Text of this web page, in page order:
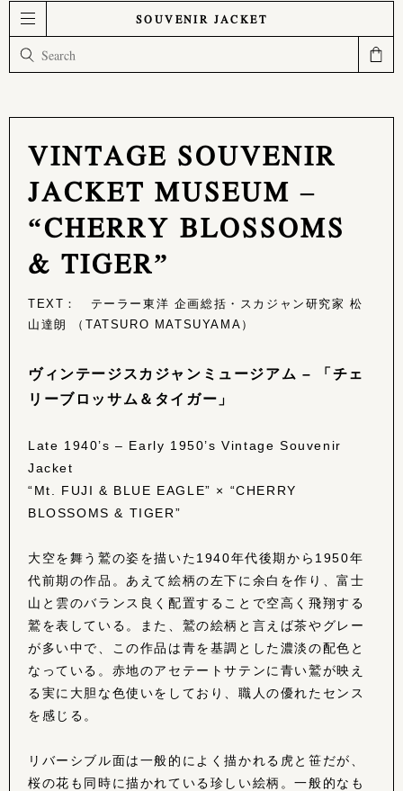
SOUVENIR JACKET
VINTAGE SOUVENIR
JACKET MUSEUM –
“CHERRY BLOSSOMS
& TIGER”
TEXT： テーラー東洋 企画総括・スカジャン研究家 松
山達朗 （TATSURO MATSUYAMA）
ヴィンテージスカジャンミュージアム – 「チェ
リーブロッサム＆タイガー」
Late 1940’s – Early 1950’s Vintage Souvenir
Jacket
“Mt. FUJI & BLUE EAGLE” × “CHERRY
BLOSSOMS & TIGER”
大空を舞う鷲の姿を描いた1940年代後期から1950年
代前期の作品。あえて絵柄の左下に余白を作り、富士
山と雲のバランス良く配置することで空高く飛翔する
鷲を表している。また、鷲の絵柄と言えば茶やグレー
が多い中で、この作品は青を基調とした濃淡の配色と
なっている。赤地のアセテートサテンに青い鷲が映え
る実に大胆な色使いをしており、職人の優れたセンス
を感じる。
リバーシブル面は一般的によく描かれる虎と笹だが、
桜の花も同時に描かれている珍しい絵柄。一般的なも